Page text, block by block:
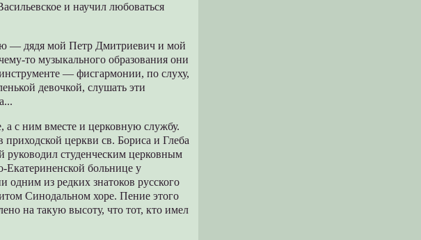
и научил любоваться
— дядя мой Петр Дмитриевич и мой
то музыкального образования они
— фисгармонии, по слуху,
девочкой, слушать эти
а с ним вместе и церковную службу.
церкви св. Бориса и Глеба
руководил студенческим церковным
Екатериненской больнице у
из редких знатоков русского
Синодальном хоре. Пение этого
на такую высоту, что тот, кто имел